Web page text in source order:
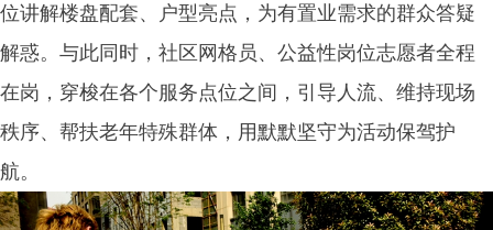
位讲解楼盘配套、户型亮点，为有置业需求的群众答疑
解惑。与此同时，社区网格员、公益性岗位志愿者全程
在岗，穿梭在各个服务点位之间，引导人流、维持现场
秩序、帮扶老年特殊群体，用默默坚守为活动保驾护
航。